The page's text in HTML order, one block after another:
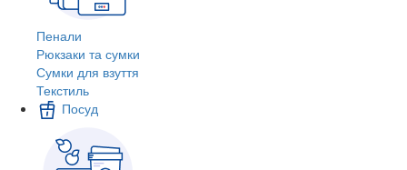
Пенали
Рюкзаки та сумки
Сумки для взуття
Текстиль
Посуд